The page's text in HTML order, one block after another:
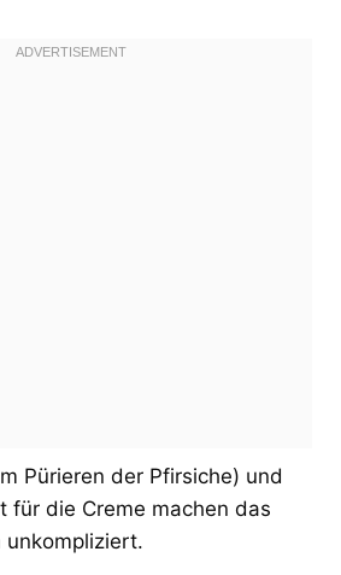
Pürieren der Pfirsiche) und
für die Creme machen das
unkompliziert.